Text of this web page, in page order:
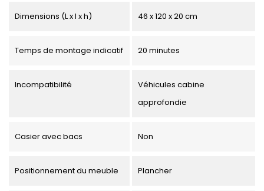
Dimensions (L x l x h) 46 x 120 x 20 cm
Temps de montage indicatif 20 minutes
Incompatibilité
Véhicules cabine
approfondie
Casier avec bacs Non
Positionnement du meuble Plancher